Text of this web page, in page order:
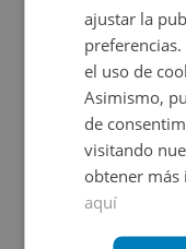
CONDICIONES
Hotel en venta
ajustar la
el uso de
Asimismo,
de
visitando
obtener
aquí